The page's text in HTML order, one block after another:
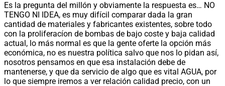
Es la pregunta del millón y obviamente la respuesta es… NO
TENGO NI IDEA, es muy difícil comparar dada la gran
cantidad de materiales y fabricantes existentes, sobre todo
con la proliferacíon de bombas de bajo coste y baja calidad
actual, lo más normal es que la gente oferte la opción más
económica, no es nuestra política salvo que nos lo pidan así,
nosotros pensamos en que esa instalación debe de
mantenerse, y que da servicio de algo que es vital AGUA, por
lo que siempre iremos a ver relación calidad precio, con un